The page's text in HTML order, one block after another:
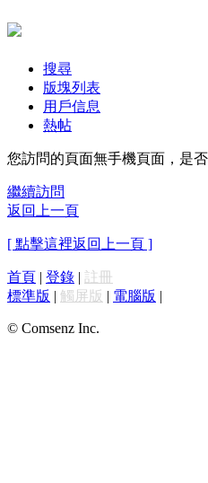
搜尋
版塊列表
用戶信息
熱帖
您訪問的頁面無手機頁面，是
繼續訪問
返回上一頁
[ 點擊這裡返回上一頁 ]
首頁 | 登錄 | 註冊
標準版 | 觸屏版 | 電腦版 |
© Comsenz Inc.